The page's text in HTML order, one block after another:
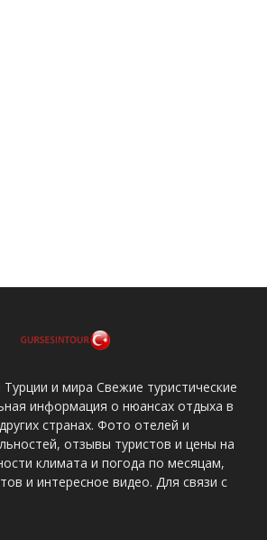
и мира Свежие туристические
информация о нюансах отдыха в
странах. Фото отелей и
отзывы туристов и цены на
климата и погода по месяцам,
и интересное видео. Для связи с